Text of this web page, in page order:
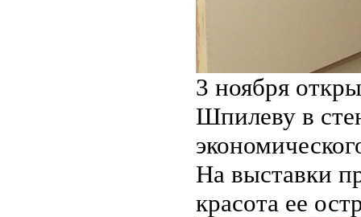
3 ноября
Шпилеву в
На выставки
красота ее